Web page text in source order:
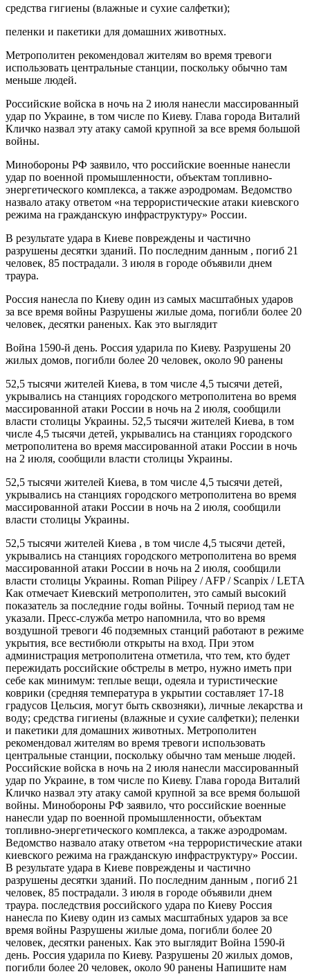
средства гигиены (влажные и сухие салфетки);
пеленки и пакетики для домашних животных.
Метрополитен рекомендовал жителям во время тревоги
использовать центральные станции, поскольку обычно там
меньше людей.
Российские войска в ночь на 2 июля нанесли массированный
удар по Украине, в том числе по Киеву. Глава города Виталий
Кличко назвал эту атаку самой крупной за все время большой
войны.
Минобороны РФ заявило, что российские военные нанесли
удар по военной промышленности, объектам топливно-
энергетического комплекса, а также аэродромам. Ведомство
назвало атаку ответом «на террористические атаки киевского
режима на гражданскую инфраструктуру» России.
В результате удара в Киеве повреждены и частично
разрушены десятки зданий. По последним данным , погиб 21
человек, 85 пострадали. 3 июля в городе объявили днем
траура.
Россия нанесла по Киеву один из самых масштабных ударов
за все время войны Разрушены жилые дома, погибли более 20
человек, десятки раненых. Как это выглядит
Война 1590-й день. Россия ударила по Киеву. Разрушены 20
жилых домов, погибли более 20 человек, около 90 ранены
52,5 тысячи жителей Киева, в том числе 4,5 тысячи детей,
укрывались на станциях городского метрополитена во время
массированной атаки России в ночь на 2 июля, сообщили
власти столицы Украины. 52,5 тысячи жителей Киева, в том
числе 4,5 тысячи детей, укрывались на станциях городского
метрополитена во время массированной атаки России в ночь
на 2 июля, сообщили власти столицы Украины.
52,5 тысячи жителей Киева, в том числе 4,5 тысячи детей,
укрывались на станциях городского метрополитена во время
массированной атаки России в ночь на 2 июля, сообщили
власти столицы Украины.
52,5 тысячи жителей Киева , в том числе 4,5 тысячи детей,
укрывались на станциях городского метрополитена во время
массированной атаки России в ночь на 2 июля, сообщили
власти столицы Украины. Roman Pilipey / AFP / Scanpix / LETA
Как отмечает Киевский метрополитен, это самый высокий
показатель за последние годы войны. Точный период там не
указали. Пресс-служба метро напомнила, что во время
воздушной тревоги 46 подземных станций работают в режиме
укрытия, все вестибюли открыты на вход. При этом
администрация метрополитена отметила, что тем, кто будет
пережидать российские обстрелы в метро, нужно иметь при
себе как минимум: теплые вещи, одеяла и туристические
коврики (средняя температура в укрытии составляет 17-18
градусов Цельсия, могут быть сквозняки), личные лекарства и
воду; средства гигиены (влажные и сухие салфетки); пеленки
и пакетики для домашних животных. Метрополитен
рекомендовал жителям во время тревоги использовать
центральные станции, поскольку обычно там меньше людей.
Российские войска в ночь на 2 июля нанесли массированный
удар по Украине, в том числе по Киеву. Глава города Виталий
Кличко назвал эту атаку самой крупной за все время большой
войны. Минобороны РФ заявило, что российские военные
нанесли удар по военной промышленности, объектам
топливно-энергетического комплекса, а также аэродромам.
Ведомство назвало атаку ответом «на террористические атаки
киевского режима на гражданскую инфраструктуру» России.
В результате удара в Киеве повреждены и частично
разрушены десятки зданий. По последним данным , погиб 21
человек, 85 пострадали. 3 июля в городе объявили днем
траура. последствия российского удара по Киеву Россия
нанесла по Киеву один из самых масштабных ударов за все
время войны Разрушены жилые дома, погибли более 20
человек, десятки раненых. Как это выглядит Война 1590-й
день. Россия ударила по Киеву. Разрушены 20 жилых домов,
погибли более 20 человек, около 90 ранены Напишите нам